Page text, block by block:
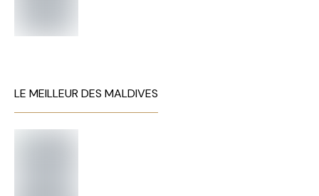
LE MEILLEUR DES MALDIVES